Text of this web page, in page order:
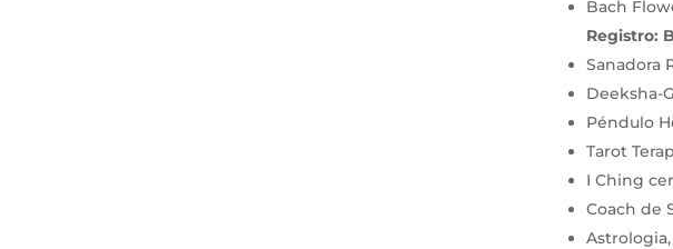
Bach
Registro:
Sanadora
Deeksha-
Péndulo
Tarot
I Ching
Coach de